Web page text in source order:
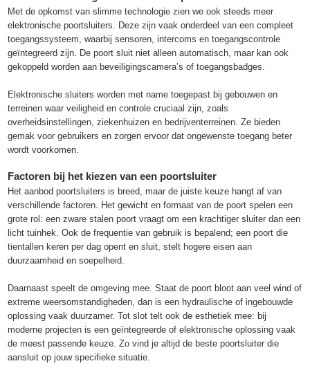
Met de opkomst van slimme technologie zien we ook steeds meer
elektronische poortsluiters. Deze zijn vaak onderdeel van een compleet
toegangssysteem, waarbij sensoren, intercoms en toegangscontrole
geïntegreerd zijn. De poort sluit niet alleen automatisch, maar kan ook
gekoppeld worden aan beveiligingscamera’s of toegangsbadges.
Elektronische sluiters worden met name toegepast bij gebouwen en
terreinen waar veiligheid en controle cruciaal zijn, zoals
overheidsinstellingen, ziekenhuizen en bedrijventerreinen. Ze bieden
gemak voor gebruikers en zorgen ervoor dat ongewenste toegang beter
wordt voorkomen.
Factoren bij het kiezen van een poortsluiter
Het aanbod poortsluiters is breed, maar de juiste keuze hangt af van
verschillende factoren. Het gewicht en formaat van de poort spelen een
grote rol: een zware stalen poort vraagt om een krachtiger sluiter dan een
licht tuinhek. Ook de frequentie van gebruik is bepalend; een poort die
tientallen keren per dag opent en sluit, stelt hogere eisen aan
duurzaamheid en soepelheid.
Daarnaast speelt de omgeving mee. Staat de poort bloot aan veel wind of
extreme weersomstandigheden, dan is een hydraulische of ingebouwde
oplossing vaak duurzamer. Tot slot telt ook de esthetiek mee: bij
moderne projecten is een geïntegreerde of elektronische oplossing vaak
de meest passende keuze. Zo vind je altijd de beste poortsluiter die
aansluit op jouw specifieke situatie.